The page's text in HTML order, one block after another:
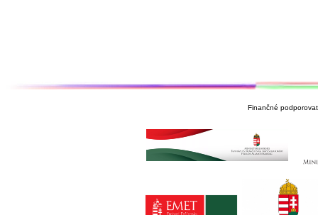
Finančné